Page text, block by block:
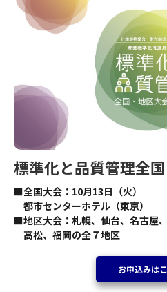
標準化と品質管理全
■全国大会：10月13日（火）
都市センターホテル（東京）
■地区大会：札幌、仙台、名古屋、
高松、福岡の全７地区
お申込みは